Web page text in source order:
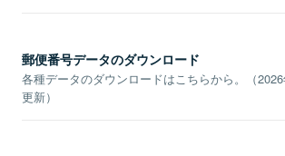
郵便番号データのダウンロード
各種データのダウンロードはこちらから。（
更新）